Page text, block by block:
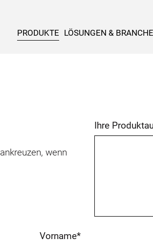
PRODUKTE LÖSUNGEN &
wenn
Ihre
Vorname*